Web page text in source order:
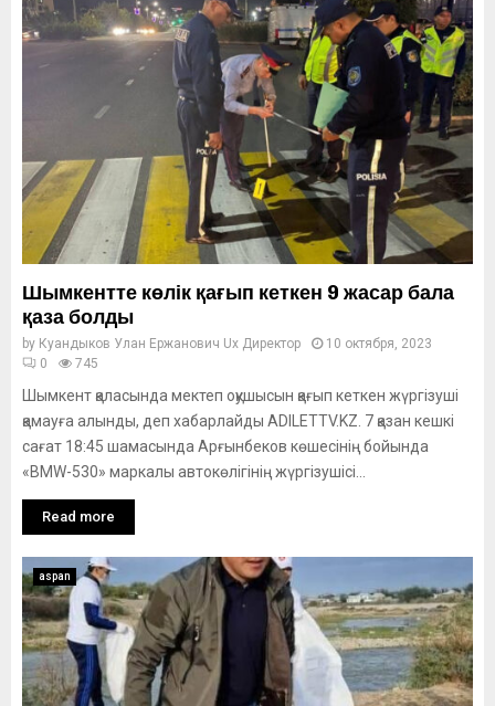
Шымкентте көлік қағып кеткен 9 жасар бала
қаза болды
by Куандыков Улан Ержанович Ux Директор
10 октября, 2023
0
745
Шымкент қаласында мектеп оқушысын қағып кеткен жүргізуші
қамауға алынды, деп хабарлайды ADILETTV.KZ. 7 қазан кешкі
сағат 18:45 шамасында Арғынбеков көшесінің бойында
«BMW-530» маркалы автокөлігінің жүргізушісі...
Read more
aspan